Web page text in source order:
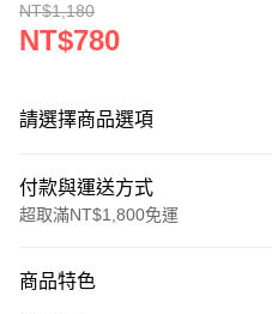
NT$1,180
NT$780
請選擇商品選項
付款與運送方式
超取滿NT$1,800免運
信用卡一次付款
商品特色